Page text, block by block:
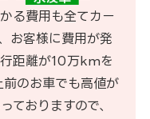
る費用も全てカー
お客様に費用が発
距離が10万kmを
のお車でも高値が
ておりますので、